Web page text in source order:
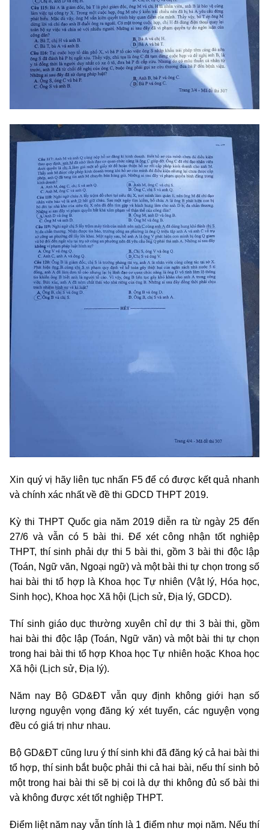
Xin quý vị hãy liên tục nhấn F5 để có được kết quả nhanh
và chính xác nhất về đề thi GDCD THPT 2019.
Kỳ thi THPT Quốc gia năm 2019 diễn ra từ ngày 25 đến
27/6 và vẫn có 5 bài thi. Để xét công nhận tốt nghiệp
THPT, thí sinh phải dự thi 5 bài thi, gồm 3 bài thi độc lập
(Toán, Ngữ văn, Ngoại ngữ) và một bài thi tự chọn trong số
hai bài thi tổ hợp là Khoa học Tự nhiên (Vật lý, Hóa học,
Sinh học), Khoa học Xã hội (Lịch sử, Địa lý, GDCD).
Thí sinh giáo dục thường xuyên chỉ dự thi 3 bài thi, gồm
hai bài thi độc lập (Toán, Ngữ văn) và một bài thi tự chọn
trong hai bài thi tổ hợp Khoa học Tự nhiên hoặc Khoa học
Xã hội (Lịch sử, Địa lý).
Năm nay Bộ GD&ĐT vẫn quy định không giới hạn số
lượng nguyện vọng đăng ký xét tuyển, các nguyện vọng
đều có giá trị như nhau.
Bộ GD&ĐT cũng lưu ý thí sinh khi đã đăng ký cả hai bài thi
tổ hợp, thí sinh bắt buộc phải thi cả hai bài, nếu thí sinh bỏ
một trong hai bài thi sẽ bị coi là dự thi không đủ số bài thi
và không được xét tốt nghiệp THPT.
Điểm liệt năm nay vẫn tính là 1 điểm như mọi năm. Nếu thí